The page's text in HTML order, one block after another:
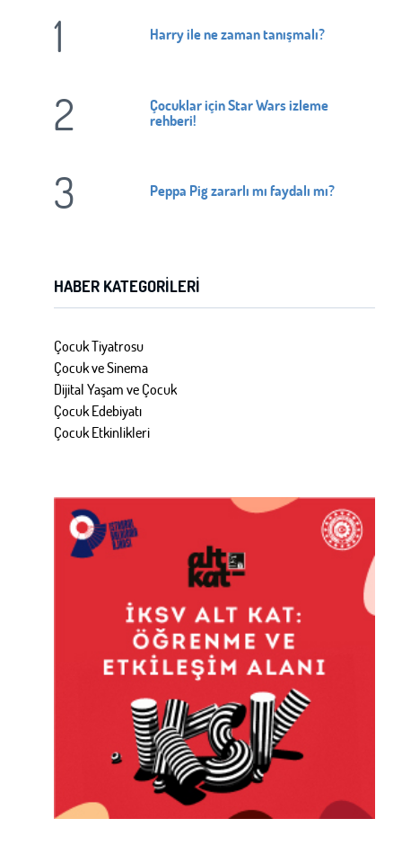
1 Harry ile ne zaman tanışmalı?
2
Çocuklar için Star Wars izleme
rehberi!
3 Peppa Pig zararlı mı faydalı mı?
HABER KATEGORILERI
Çocuk Tiyatrosu
Çocuk ve Sinema
Dijital Yaşam ve Çocuk
Çocuk Edebiyatı
Çocuk Etkinlikleri